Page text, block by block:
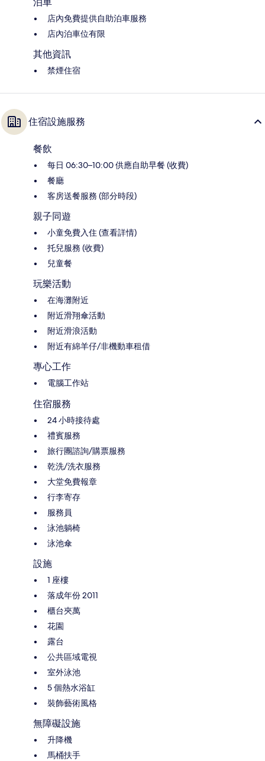
店內免費提供自助泊車服務
店內泊車位有限
其他資訊
禁煙住宿
住宿設施服務
餐飲
每日 06:30–10:00 供應自助早餐 (收費)
餐廳
客房送餐服務 (部分時段)
親子同遊
小童免費入住 (查看詳情)
托兒服務 (收費)
兒童餐
玩樂活動
在海灘附近
附近滑翔傘活動
附近滑浪活動
附近有綿羊仔/非機動車租借
專心工作
電腦工作站
住宿服務
24 小時接待處
禮賓服務
旅行團諮詢/購票服務
乾洗/洗衣服務
大堂免費報章
行李寄存
服務員
泳池躺椅
泳池傘
設施
1 座樓
落成年份 2011
櫃台夾萬
花園
露台
公共區域電視
室外泳池
5 個熱水浴缸
裝飾藝術風格
無障礙設施
升降機
馬桶扶手